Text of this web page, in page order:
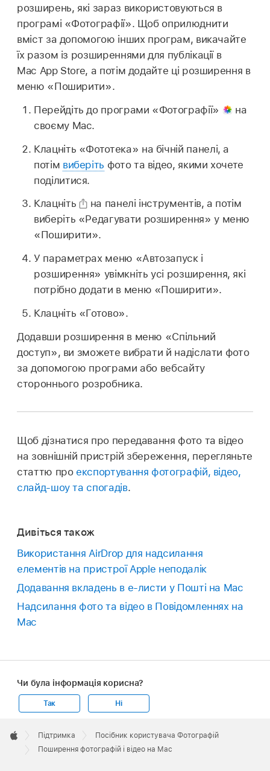
розширень, які зараз використовуються в
програмі «Фотографії». Щоб оприлюднити
вміст за допомогою інших програм, викачайте
їх разом із розширеннями для публікації в
Mac App Store, а потім додайте ці розширення в
меню «Поширити».
Перейдіть до програми «Фотографії»
на
своєму Mac.
Клацніть «Фототека» на бічній панелі, а
потім виберіть фото та відео, якими хочете
поділитися.
Клацніть
на панелі інструментів, а потім
виберіть «Редагувати розширення» у меню
«Поширити».
У параметрах меню «Автозапуск і
розширення» увімкніть усі розширення, які
потрібно додати в меню «Поширити».
Клацніть «Готово».
Додавши розширення в меню «Спільний
доступ», ви зможете вибрати й надіслати фото
за допомогою програми або вебсайту
стороннього розробника.
Щоб дізнатися про передавання фото та відео
на зовнішній пристрій збереження, перегляньте
статтю про експортування фотографій, відео,
слайд-шоу та спогадів.
Дивіться також
Використання AirDrop для надсилання
елементів на пристрої Apple неподалік
Додавання вкладень в е‑листи у Пошті на Mac
Надсилання фото та відео в Повідомленнях на
Mac
Чи була інформація корисна?
Так Ні
Footer

Apple
Підтримка
Посібник користувача Фотографій
Поширення фотографій і відео на Mac